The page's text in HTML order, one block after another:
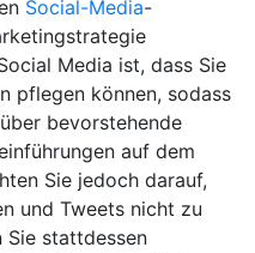
Social-Media-
Media ist, dass Sie
pflegen können, sodass
bevorstehende
auf dem
Sie jedoch darauf,
und Tweets nicht zu
Sie stattdessen